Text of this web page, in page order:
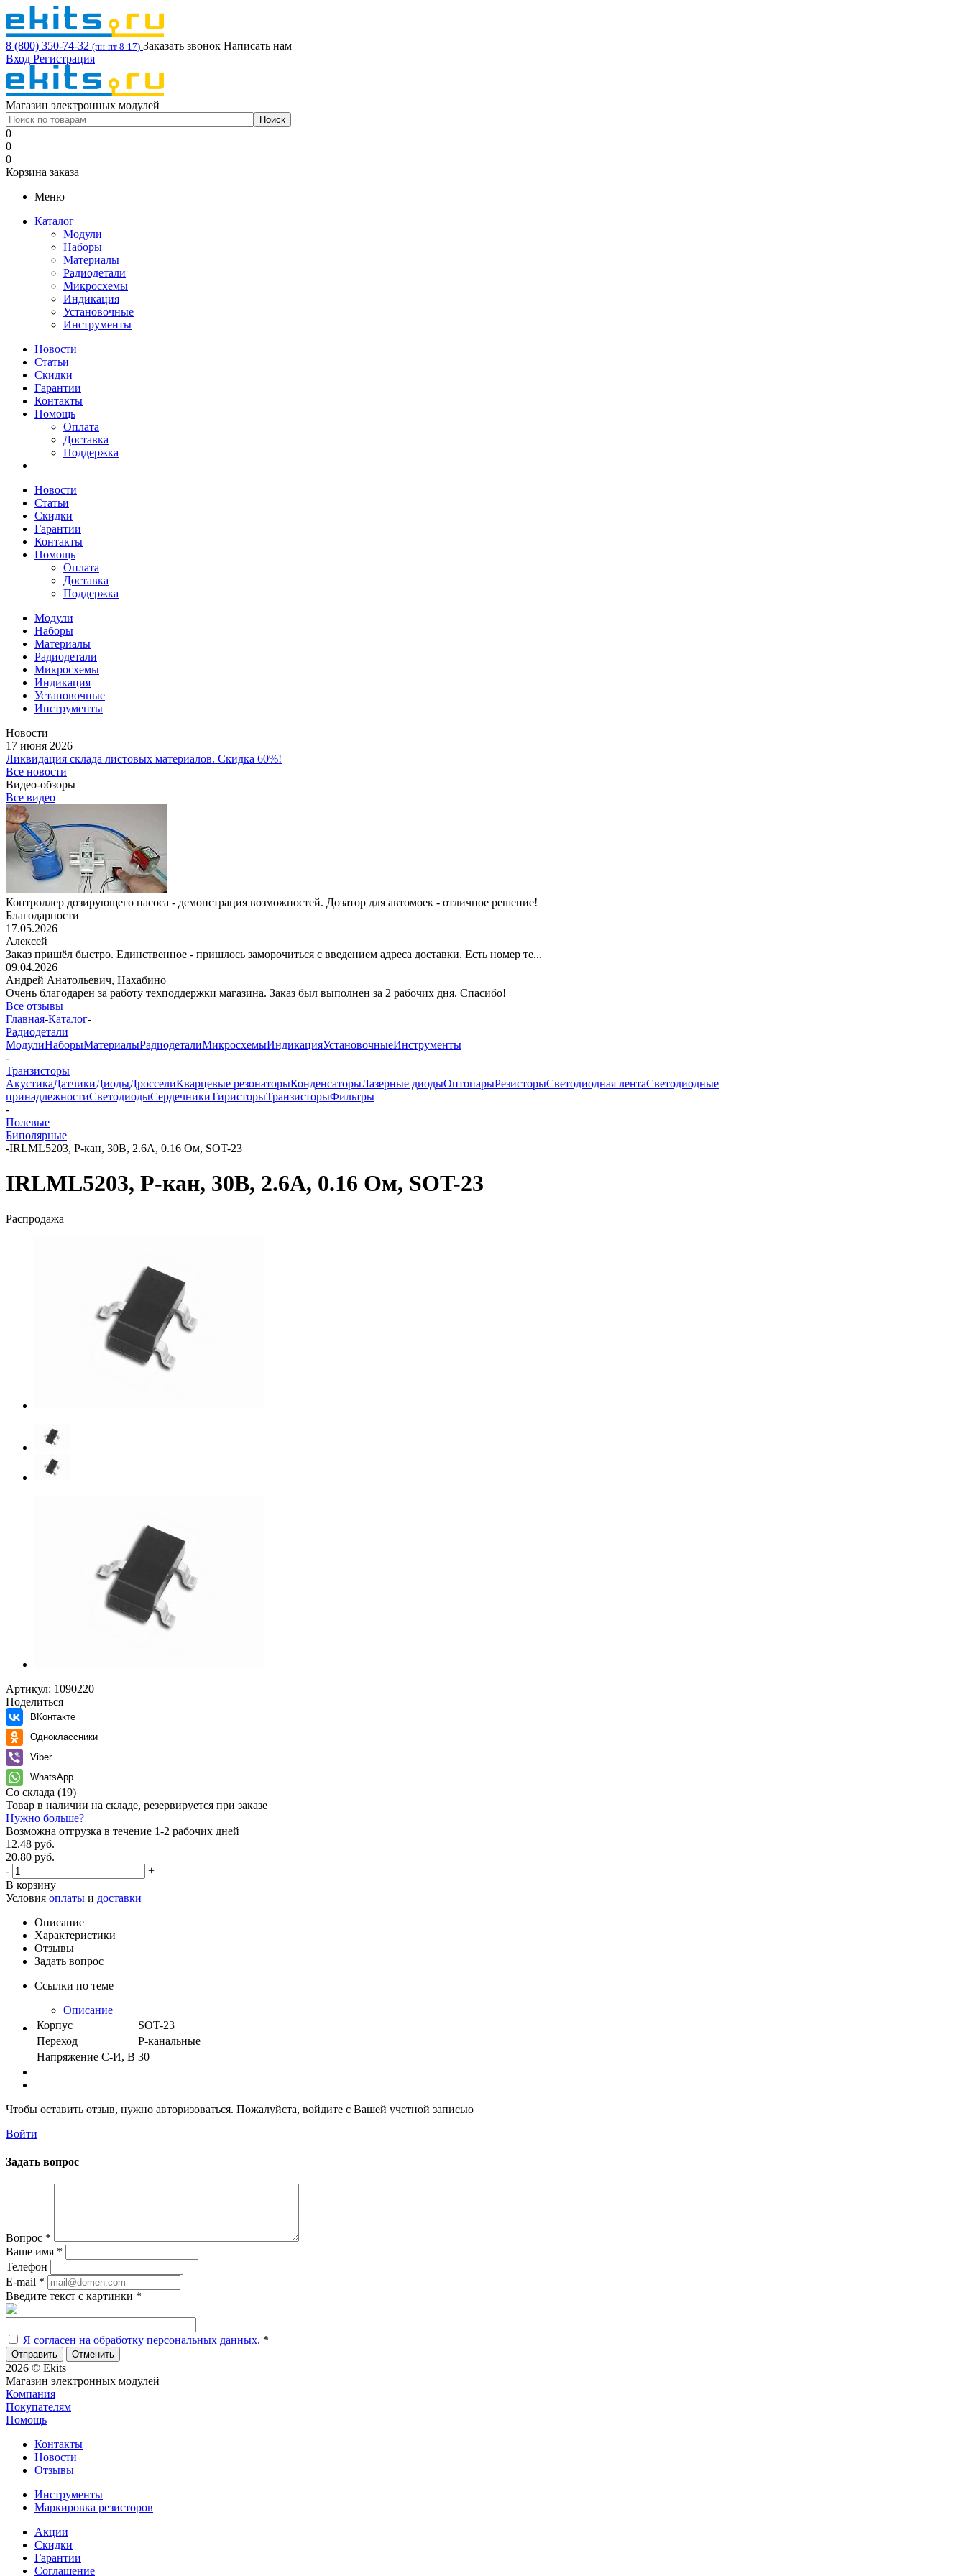
8 (800) 350-74-32 (пн-пт 8-17) Заказать звонок Написать нам
Вход Регистрация
Магазин электронных модулей
0
0
0
Корзина заказа
Меню
Каталог
Модули
Наборы
Материалы
Радиодетали
Микросхемы
Индикация
Установочные
Инструменты
Новости
Статьи
Скидки
Гарантии
Контакты
Помощь
Оплата
Доставка
Поддержка
Новости
Статьи
Скидки
Гарантии
Контакты
Помощь
Оплата
Доставка
Поддержка
Модули
Наборы
Материалы
Радиодетали
Микросхемы
Индикация
Установочные
Инструменты
Новости
17 июня 2026
Ликвидация склада листовых материалов. Скидка 60%!
Все новости
Видео-обзоры
Все видео
Контроллер дозирующего насоса - демонстрация возможностей. Дозатор для автомоек - отличное решение!
Благодарности
17.05.2026
Алексей
Заказ пришёл быстро. Единственное - пришлось заморочиться с введением адреса доставки. Есть номер те...
09.04.2026
Андрей Анатольевич, Нахабино
Очень благодарен за работу техподдержки магазина. Заказ был выполнен за 2 рабочих дня. Спасибо!
Все отзывы
Главная-Каталог-
Радиодетали
МодулиНаборыМатериалыРадиодеталиМикросхемыИндикацияУстановочныеИнструменты
-
Транзисторы
АкустикаДатчикиДиодыДросселиКварцевые резонаторыКонденсаторыЛазерные диодыОптопарыРезисторыСветодиодная лентаСветодиодные
принадлежностиСветодиодыСердечникиТиристорыТранзисторыФильтры
-
Полевые
Биполярные
-IRLML5203, P-кан, 30В, 2.6А, 0.16 Ом, SOT-23
IRLML5203, P-кан, 30В, 2.6А, 0.16 Ом, SOT-23
Распродажа
Артикул: 1090220
Поделиться
ВКонтакте
Одноклассники
Viber
WhatsApp
Со склада (19)
Товар в наличии на складе, резервируется при заказе
Нужно больше?
Возможна отгрузка в течение 1-2 рабочих дней
12.48 руб.
20.80 руб.
-
+
В корзину
Условия оплаты и доставки
Описание
Характеристики
Отзывы
Задать вопрос
Ссылки по теме
Описание
Корпус
SOT-23
Переход
P-канальные
Напряжение С-И, В 30
Чтобы оставить отзыв, нужно авторизоваться. Пожалуйста, войдите с Вашей учетной записью
Войти
Задать вопрос
Вопрос *
Ваше имя *
Телефон
E-mail *
Введите текст с картинки *
Я согласен на обработку персональных данных. *
Отменить
2026 © Ekits
Магазин электронных модулей
Компания
Покупателям
Помощь
Контакты
Новости
Отзывы
Инструменты
Маркировка резисторов
Акции
Скидки
Гарантии
Соглашение